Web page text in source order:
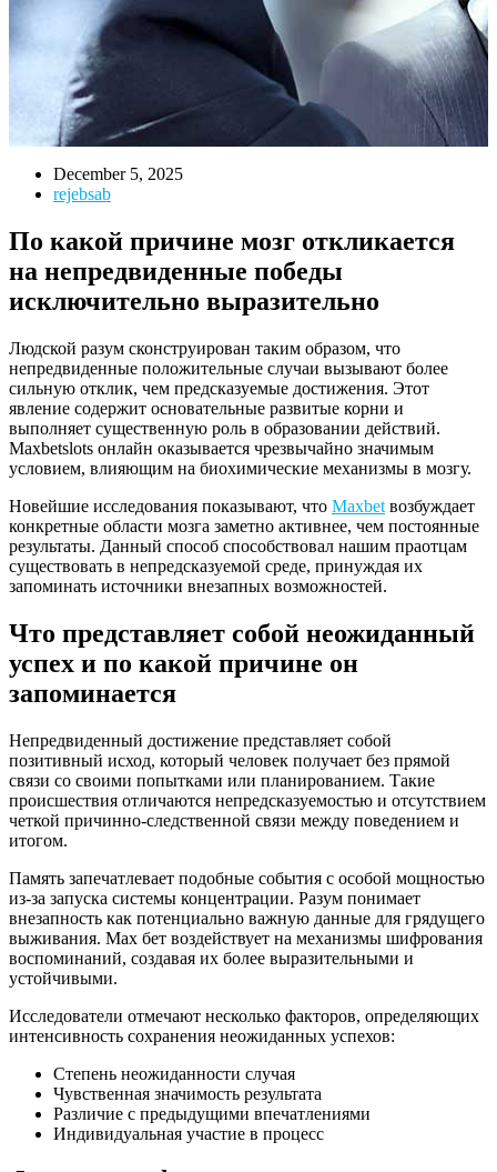
December 5, 2025
rejebsab
По какой причине мозг откликается
на непредвиденные победы
исключительно выразительно
Людской разум сконструирован таким образом, что
непредвиденные положительные случаи вызывают более
сильную отклик, чем предсказуемые достижения. Этот
явление содержит основательные развитые корни и
выполняет существенную роль в образовании действий.
Maxbetslots онлайн оказывается чрезвычайно значимым
условием, влияющим на биохимические механизмы в мозгу.
Новейшие исследования показывают, что Maxbet возбуждает
конкретные области мозга заметно активнее, чем постоянные
результаты. Данный способ способствовал нашим праотцам
существовать в непредсказуемой среде, принуждая их
запоминать источники внезапных возможностей.
Что представляет собой неожиданный
успех и по какой причине он
запоминается
Непредвиденный достижение представляет собой
позитивный исход, который человек получает без прямой
связи со своими попытками или планированием. Такие
происшествия отличаются непредсказуемостью и отсутствием
четкой причинно-следственной связи между поведением и
итогом.
Память запечатлевает подобные события с особой мощностью
из-за запуска системы концентрации. Разум понимает
внезапность как потенциально важную данные для грядущего
выживания. Мах бет воздействует на механизмы шифрования
воспоминаний, создавая их более выразительными и
устойчивыми.
Исследователи отмечают несколько факторов, определяющих
интенсивность сохранения неожиданных успехов:
Степень неожиданности случая
Чувственная значимость результата
Различие с предыдущими впечатлениями
Индивидуальная участие в процесс